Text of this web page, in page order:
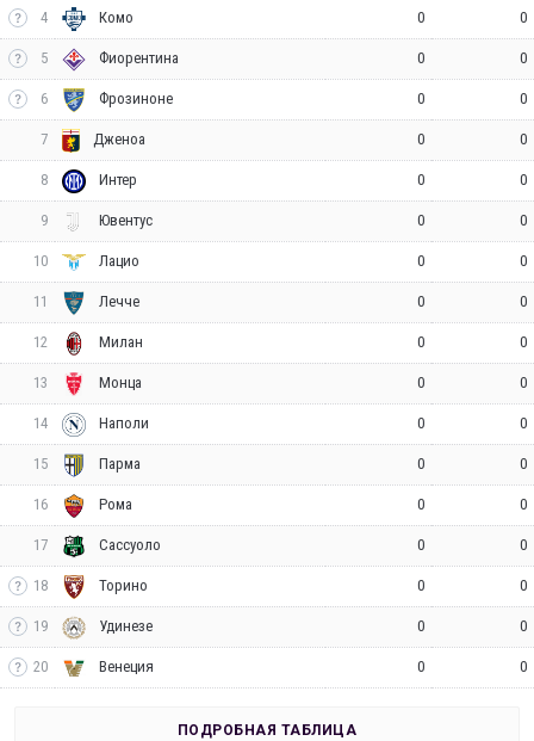
4 Комо 0 0
5 Фиорентина 0 0
6 Фрозиноне 0 0
7 Дженоа 0 0
8 Интер 0 0
9 Ювентус 0 0
10 Лацио 0 0
11 Лечче 0 0
12 Милан 0 0
13 Монца 0 0
14 Наполи 0 0
15 Парма 0 0
16 Рома 0 0
17 Сассуоло 0 0
18 Торино 0 0
19 Удинезе 0 0
20 Венеция 0 0
ПОДРОБНАЯ ТАБЛИЦА